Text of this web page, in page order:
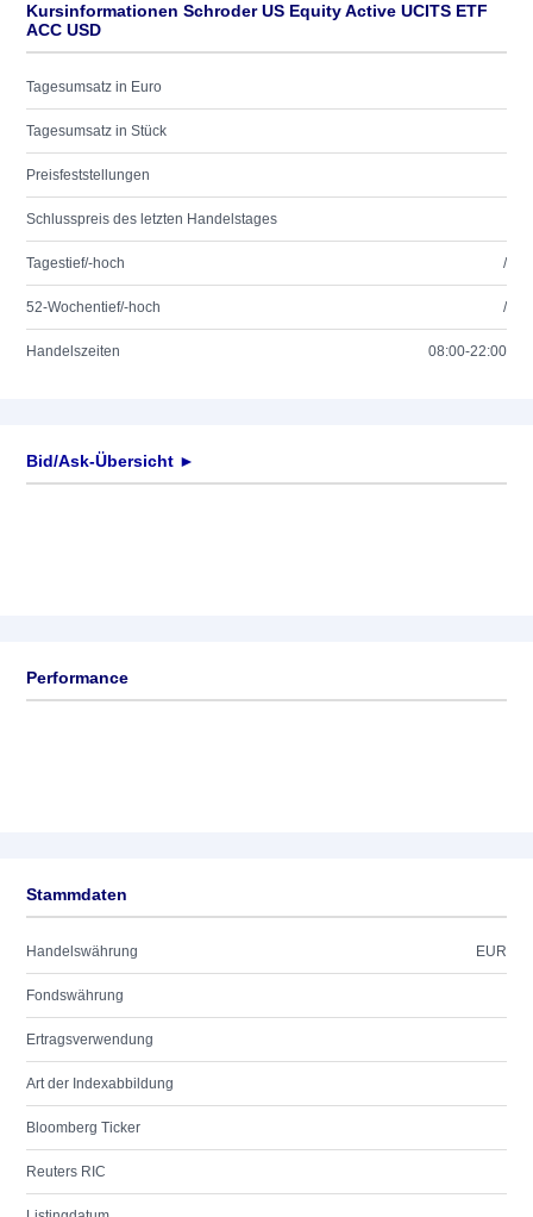
Kursinformationen Schroder US Equity Active UCITS ETF
ACC USD
Tagesumsatz in Euro
Tagesumsatz in Stück
Preisfeststellungen
Schlusspreis des letzten Handelstages
Tagestief/-hoch /
52-Wochentief/-hoch /
Handelszeiten 08:00-22:00
Bid/Ask-Übersicht ►
Performance
Stammdaten
Handelswährung EUR
Fondswährung
Ertragsverwendung
Art der Indexabbildung
Bloomberg Ticker
Reuters RIC